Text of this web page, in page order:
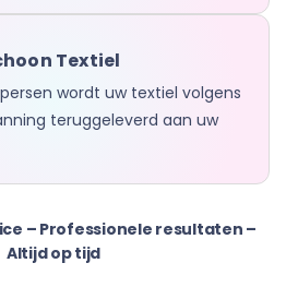
Textiel
wordt uw textiel volgens
teruggeleverd aan uw
– Professionele resultaten –
Altijd op tijd